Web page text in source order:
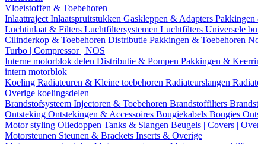
Vloeistoffen & Toebehoren
Inlaattraject Inlaatspruitstukken Gaskleppen & Adapters Pakkingen
Luchtinlaat & Filters Luchtfiltersystemen Luchtfilters Universele
Cilinderkop & Toebehoren Distributie Pakkingen & Toebehoren
Turbo | Compressor | NOS
Interne motorblok delen Distributie & Pompen Pakkingen &
intern motorblok
Koeling Radiateuren & Kleine toebehoren Radiateurslangen
Overige koelingsdelen
Brandstofsysteem Injectoren & Toebehoren Brandstoffilters
Ontsteking Ontstekingen & Accessoires Bougiekabels Bougies
Motor styling Oliedoppen Tanks & Slangen Beugels | Covers |
Motorsteunen Steunen & Brackets Inserts & Overige